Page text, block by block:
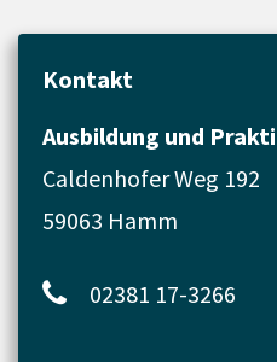
Kontakt
Ausbildung und
Caldenhofer Weg 192
59063 Hamm
02381 17-3266